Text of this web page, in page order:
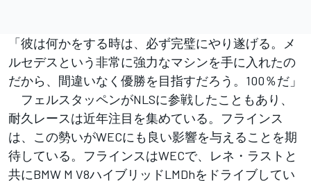
「彼は何かをする時は、必ず完璧にやり遂げる。メ
ルセデスという非常に強力なマシンを手に入れたの
だから、間違いなく優勝を目指すだろう。100％だ」
フェルスタッペンがNLSに参戦したこともあり、
耐久レースは近年注目を集めている。フラインス
は、この勢いがWECにも良い影響を与えることを期
待している。フラインスはWECで、レネ・ラストと
共にBMW M V8ハイブリッドLMDhをドライブしてい